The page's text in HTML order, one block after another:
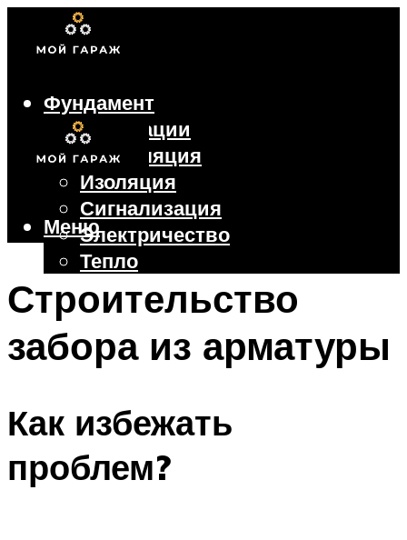
Фундамент
Коммуникации
Вентиляция
Изоляция
Сигнализация
Электричество
Тепло
Крыша
Ворота
Меню
Меню
Строительство
забора из арматуры
Как избежать
проблем?